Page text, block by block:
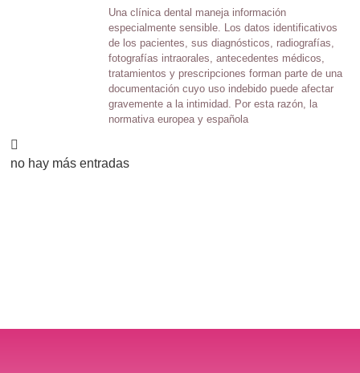
Una clínica dental maneja información
especialmente sensible. Los datos identificativos
de los pacientes, sus diagnósticos, radiografías,
fotografías intraorales, antecedentes médicos,
tratamientos y prescripciones forman parte de una
documentación cuyo uso indebido puede afectar
gravemente a la intimidad. Por esta razón, la
normativa europea y española
no hay más entradas